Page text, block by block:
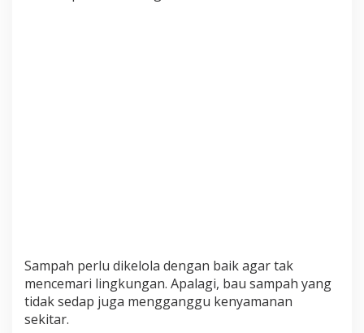
S
a
p
Sampah perlu dikelola dengan baik agar tak
mencemari lingkungan. Apalagi, bau sampah yang
tidak sedap juga mengganggu kenyamanan
sekitar.